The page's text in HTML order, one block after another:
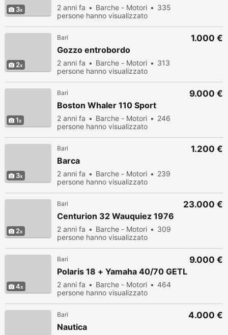
3 2 anni fa Barche - Motori
335
persone hanno visualizzato
2
Bari
Gozzo entrobordo
2 anni fa Barche - Motori
313
persone hanno visualizzato
1.000 €
1
Bari
Boston Whaler 110 Sport
2 anni fa Barche - Motori
246
persone hanno visualizzato
9.000 €
3
Bari
Barca
2 anni fa Barche - Motori
239
persone hanno visualizzato
1.200 €
2
Bari
Centurion 32 Wauquiez 1976
2 anni fa Barche - Motori
309
persone hanno visualizzato
23.000 €
4
Bari
Polaris 18 + Yamaha 40/70 GETL
2 anni fa Barche - Motori
464
persone hanno visualizzato
9.000 €
Bari
Nautica
4.000 €